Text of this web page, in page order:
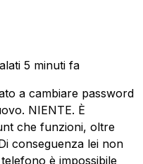
5 minuti fa
a cambiare password
NIENTE. È
che funzioni, oltre
conseguenza lei non
è impossibile